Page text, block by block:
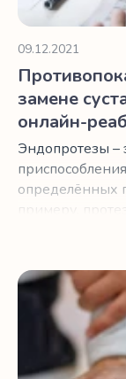
09.12.2021
замене
онлайн-
Эндопротезы –
определённых
примеру,
Однополюсное